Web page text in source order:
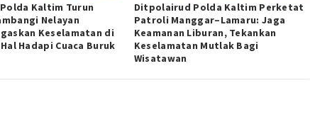
Kaltim Turun
Nelayan
Keselamatan di
Hadapi Cuaca Buruk
Ditpolairud Polda Kaltim Perketat
Patroli Manggar–Lamaru: Jaga
Keamanan Liburan, Tekankan
Keselamatan Mutlak Bagi
Wisatawan